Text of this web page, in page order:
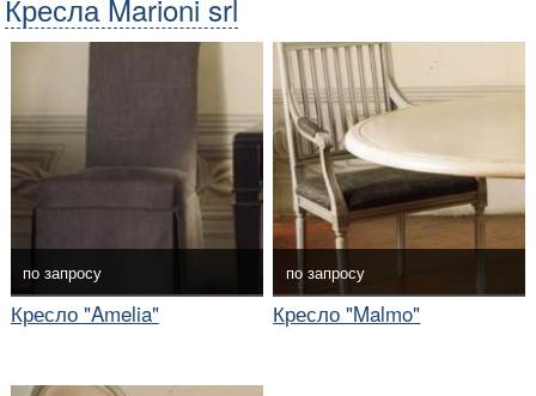
Кресла Marioni srl
по запросу
Кресло "Amelia"
по запросу
Кресло "Malmo"